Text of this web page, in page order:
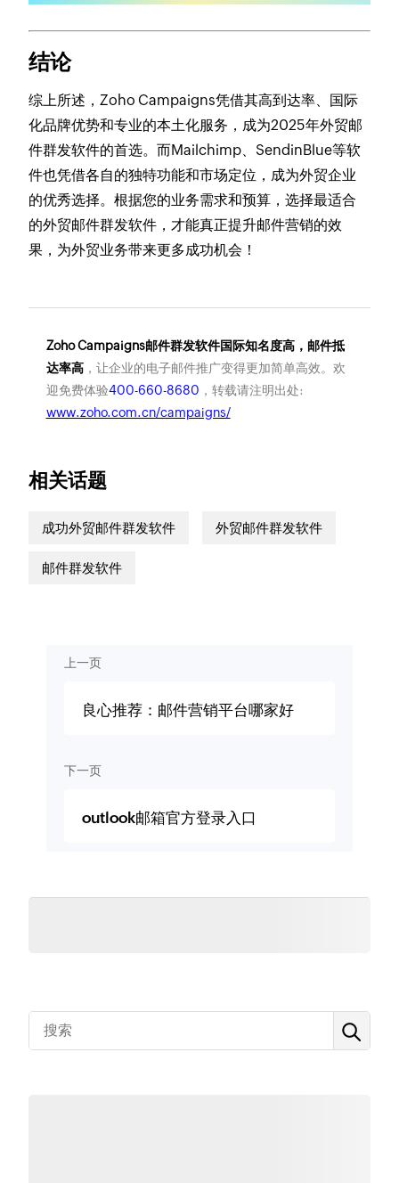
结论
综上所述，Zoho Campaigns凭借其高到达率、国际
化品牌优势和专业的本土化服务，成为2025年外贸邮
件群发软件的首选。而Mailchimp、SendinBlue等软
件也凭借各自的独特功能和市场定位，成为外贸企业
的优秀选择。根据您的业务需求和预算，选择最适合
的外贸邮件群发软件，才能真正提升邮件营销的效
果，为外贸业务带来更多成功机会！
Zoho Campaigns邮件群发软件国际知名度高，邮件抵
达率高，让企业的电子邮件推广变得更加简单高效。欢
迎免费体验400-660-8680 ，转载请注明出处:
www.zoho.com.cn/campaigns/
相关话题
成功外贸邮件群发软件 外贸邮件群发软件
邮件群发软件
上一页
良心推荐：邮件营销平台哪家好
下一页
outlook邮箱官方登录入口